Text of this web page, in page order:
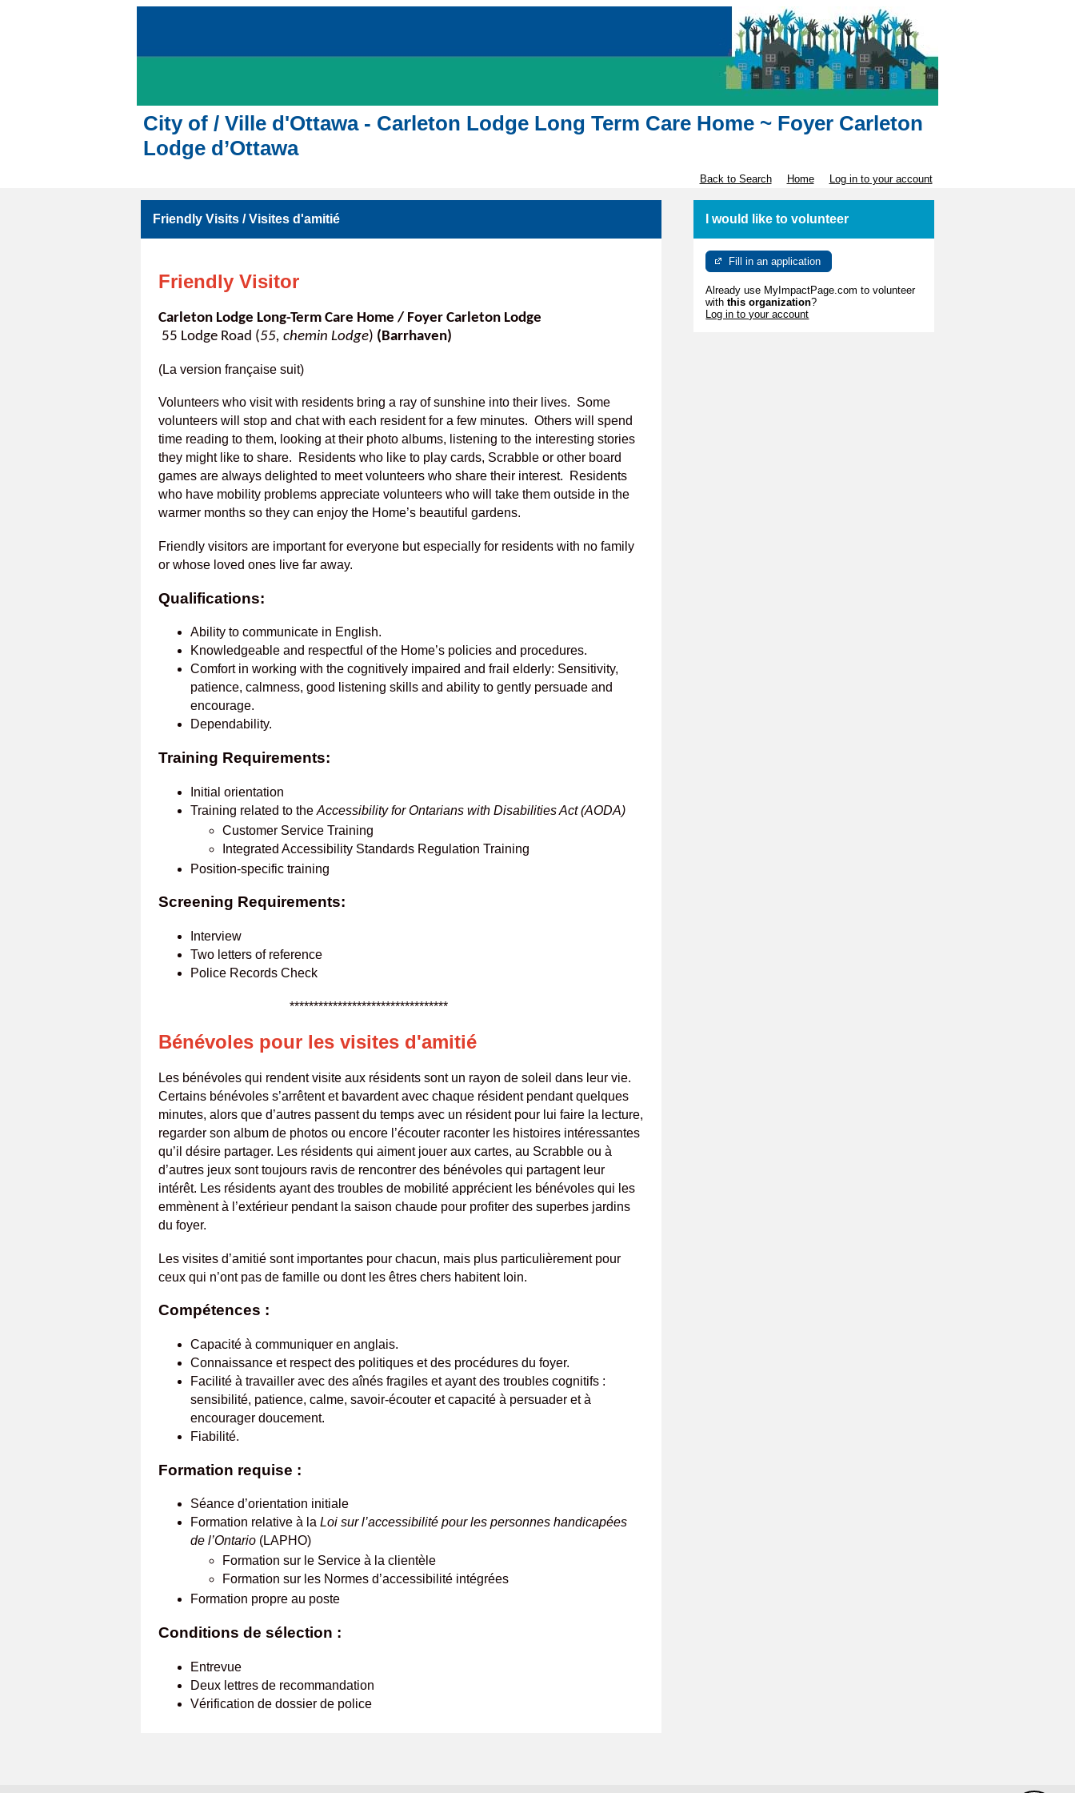
City of / Ville d'Ottawa - Carleton Lodge Long Term Care Home ~ Foyer Carleton
Lodge d’Ottawa
Back to Search Home Log in to your account
Friendly Visits / Visites d'amitié
Friendly Visitor
Carleton Lodge Long-Term Care Home / Foyer Carleton Lodge
55 Lodge Road (55, chemin Lodge) (Barrhaven)
(La version française suit)
Volunteers who visit with residents bring a ray of sunshine into their lives. Some
volunteers will stop and chat with each resident for a few minutes. Others will spend
time reading to them, looking at their photo albums, listening to the interesting stories
they might like to share. Residents who like to play cards, Scrabble or other board
games are always delighted to meet volunteers who share their interest. Residents
who have mobility problems appreciate volunteers who will take them outside in the
warmer months so they can enjoy the Home’s beautiful gardens.
Friendly visitors are important for everyone but especially for residents with no family
or whose loved ones live far away.
Qualifications:
Ability to communicate in English.
Knowledgeable and respectful of the Home’s policies and procedures.
Comfort in working with the cognitively impaired and frail elderly: Sensitivity,
patience, calmness, good listening skills and ability to gently persuade and
encourage.
Dependability.
Training Requirements:
Initial orientation
Training related to the Accessibility for Ontarians with Disabilities Act (AODA)
Customer Service Training
Integrated Accessibility Standards Regulation Training
Position-specific training
Screening Requirements:
Interview
Two letters of reference
Police Records Check
*********************************
Bénévoles pour les visites d'amitié
Les bénévoles qui rendent visite aux résidents sont un rayon de soleil dans leur vie.
Certains bénévoles s’arrêtent et bavardent avec chaque résident pendant quelques
minutes, alors que d’autres passent du temps avec un résident pour lui faire la lecture,
regarder son album de photos ou encore l’écouter raconter les histoires intéressantes
qu’il désire partager. Les résidents qui aiment jouer aux cartes, au Scrabble ou à
d’autres jeux sont toujours ravis de rencontrer des bénévoles qui partagent leur
intérêt. Les résidents ayant des troubles de mobilité apprécient les bénévoles qui les
emmènent à l’extérieur pendant la saison chaude pour profiter des superbes jardins
du foyer.
Les visites d’amitié sont importantes pour chacun, mais plus particulièrement pour
ceux qui n’ont pas de famille ou dont les êtres chers habitent loin.
Compétences :
Capacité à communiquer en anglais.
Connaissance et respect des politiques et des procédures du foyer.
Facilité à travailler avec des aînés fragiles et ayant des troubles cognitifs :
sensibilité, patience, calme, savoir-écouter et capacité à persuader et à
encourager doucement.
Fiabilité.
Formation requise :
Séance d’orientation initiale
Formation relative à la Loi sur l’accessibilité pour les personnes handicapées
de l’Ontario (LAPHO)
Formation sur le Service à la clientèle
Formation sur les Normes d’accessibilité intégrées
Formation propre au poste
Conditions de sélection :
Entrevue
Deux lettres de recommandation
Vérification de dossier de police
I would like to volunteer
Fill in an application
Already use MyImpactPage.com to volunteer
withthis organization?
Log in to your account